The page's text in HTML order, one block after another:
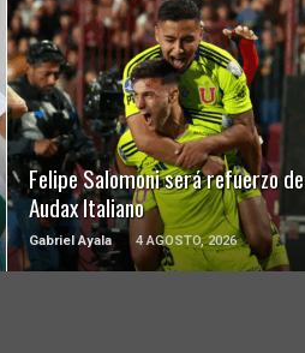
Felipe Salomoni será refuerzo de
Audax Italiano
Gabriel Ayala 4 AGOSTO, 2026
LEER MÁS